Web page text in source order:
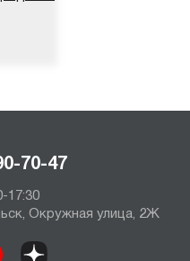
70-47
17:30
Окружная улица, 2Ж